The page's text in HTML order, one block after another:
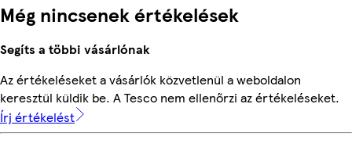
Még nincsenek értékelések
Segíts a többi vásárlónak
Az értékeléseket a vásárlók közvetlenül a weboldalon
keresztül küldik be. A Tesco nem ellenőrzi az értékeléseket.
Írj értékelést